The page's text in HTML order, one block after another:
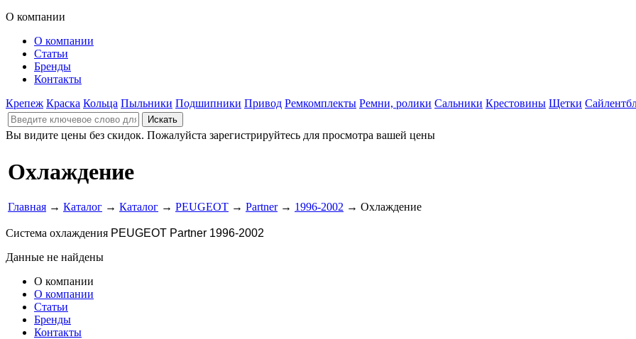
О компании
О компании
Статьи
Бренды
Контакты
Крепеж Краска Кольца Пыльники Подшипники Привод Ремкомплекты Ремни, ролики Сальники Крестовины Щетки
Вы видите цены без скидок. Пожалуйста зарегистрируйтесь для просмотра вашей цены
Охлаждение
Главная → Каталог → Каталог → PEUGEOT → Partner→ 1996-2002 → Охлаждение
Система охлаждения PEUGEOT Partner 1996-2002
Данные не найдены
О компании
О компании
Статьи
Бренды
Контакты